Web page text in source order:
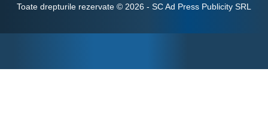
Toate drepturile rezervate © 2026 - SC Ad Press Publicity SRL